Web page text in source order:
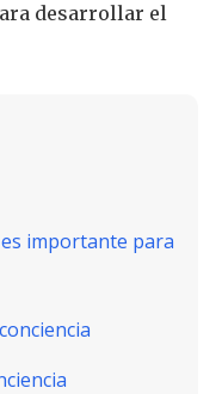
desarrollar el
importante para